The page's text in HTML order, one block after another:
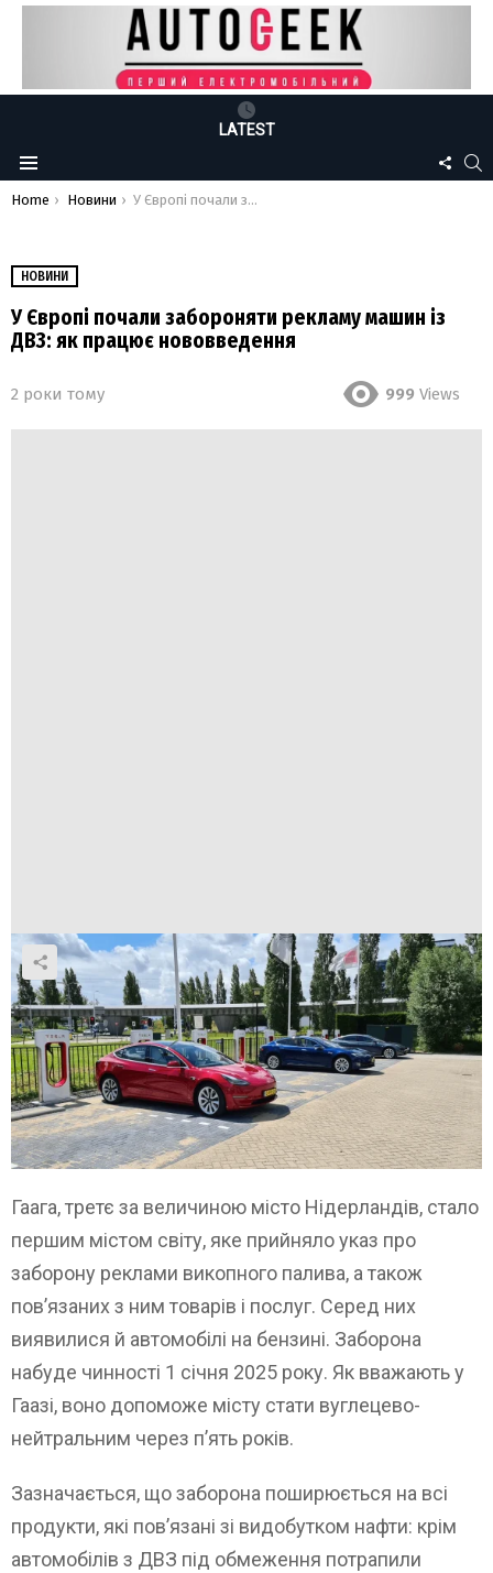
LATEST
Menu
US
You are here:
Home Новини У Європі почали забороняти рекламу машин із ДВЗ: як працює нововведення
НОВИНИ
У Європі почали забороняти рекламу машин із
ДВЗ: як працює нововведення
2 роки тому 999 Views
Гаага, третє за величиною місто Нідерландів, стало
першим містом світу, яке прийняло указ про
заборону реклами викопного палива, а також
пов’язаних з ним товарів і послуг. Серед них
виявилися й автомобілі на бензині. Заборона
набуде чинності 1 січня 2025 року. Як вважають у
Гаазі, воно допоможе місту стати вуглецево-
нейтральним через п’ять років.
Зазначається, що заборона поширюється на всі
продукти, які пов’язані зі видобутком нафти: крім
автомобілів з ДВЗ під обмеження потрапили